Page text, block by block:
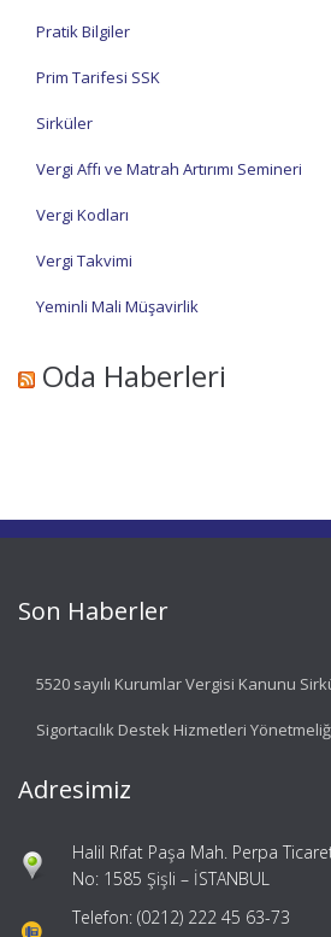
Pratik Bilgiler
Prim Tarifesi SSK
Sirküler
Vergi Affı ve Matrah Artırımı Semineri
Vergi Kodları
Vergi Takvimi
Yeminli Mali Müşavirlik
Oda Haberleri
Son Haberler
5520 sayılı Kurumlar Vergisi Kanunu
Sigortacılık Destek Hizmetleri
Adresimiz
Halil Rıfat Paşa Mah. Perpa
No: 1585 Şişli – İSTANBUL
Telefon: (0212) 222 45 63-73